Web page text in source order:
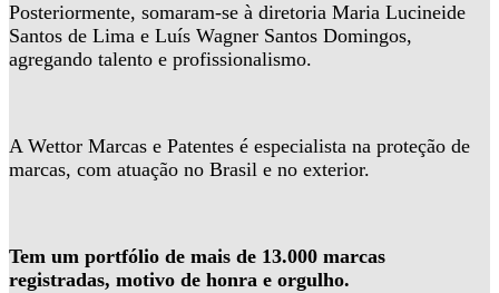
Posteriormente, somaram-se à diretoria Maria Lucineide
Santos de Lima e Luís Wagner Santos Domingos,
agregando talento e profissionalismo.
A Wettor Marcas e Patentes é especialista na proteção de
marcas, com atuação no Brasil e no exterior.
Tem um portfólio de mais de 13.000 marcas
registradas, motivo de honra e orgulho.